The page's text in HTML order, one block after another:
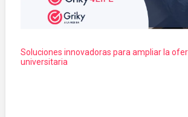
Soluciones innovadoras para ampliar la
universitaria